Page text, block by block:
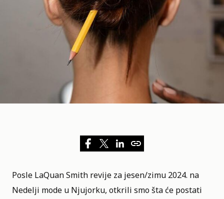
Posle LaQuan Smith revije za jesen/zimu 2024. na
Nedelji mode u Njujorku, otkrili smo šta će postati